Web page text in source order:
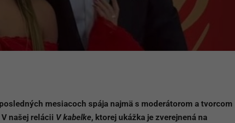
mesiacoch spája najmä s moderátorom a tvorcom
V našej relácii V kabelke, ktorej ukážka je zverejnená na